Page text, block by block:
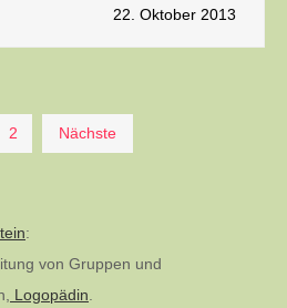
22. Oktober 2013
2 Nächste
:
von Gruppen und
Logopädin